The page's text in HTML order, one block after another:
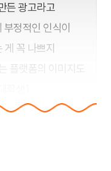
든 광고라고
정적인 인식이
꼭 나쁘지
플랫폼의 이미지도